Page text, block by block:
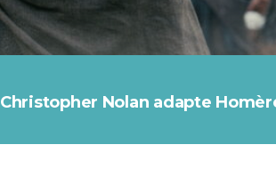
Christopher Nolan adapte